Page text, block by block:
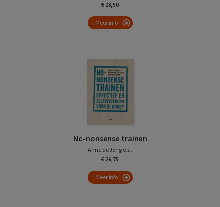
€ 28,50
Meer info
No-nonsense trainen
Anne de Jong e.a.
€ 26,75
Meer info